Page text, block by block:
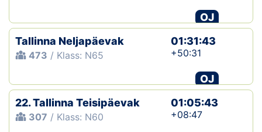
OJ
Tallinna Neljapäevak
473 / Klass: N65
01:31:43
+50:31
OJ
22. Tallinna Teisipäevak
307 / Klass: N60
01:05:43
+08:47